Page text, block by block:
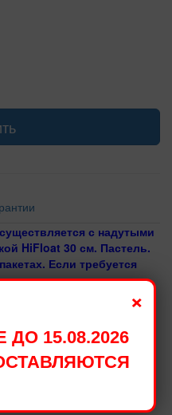
с надутыми
HiFloat 30 см. Пастель.
Если требуется
скажите оператору.
×
15.08.2026